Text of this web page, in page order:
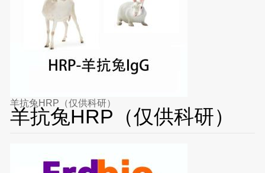
羊抗兔HRP（仅供科研）
羊抗兔HRP（仅供科研）